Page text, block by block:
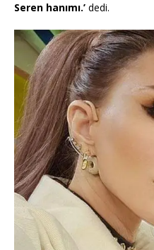
Seren hanımı.’ dedi.